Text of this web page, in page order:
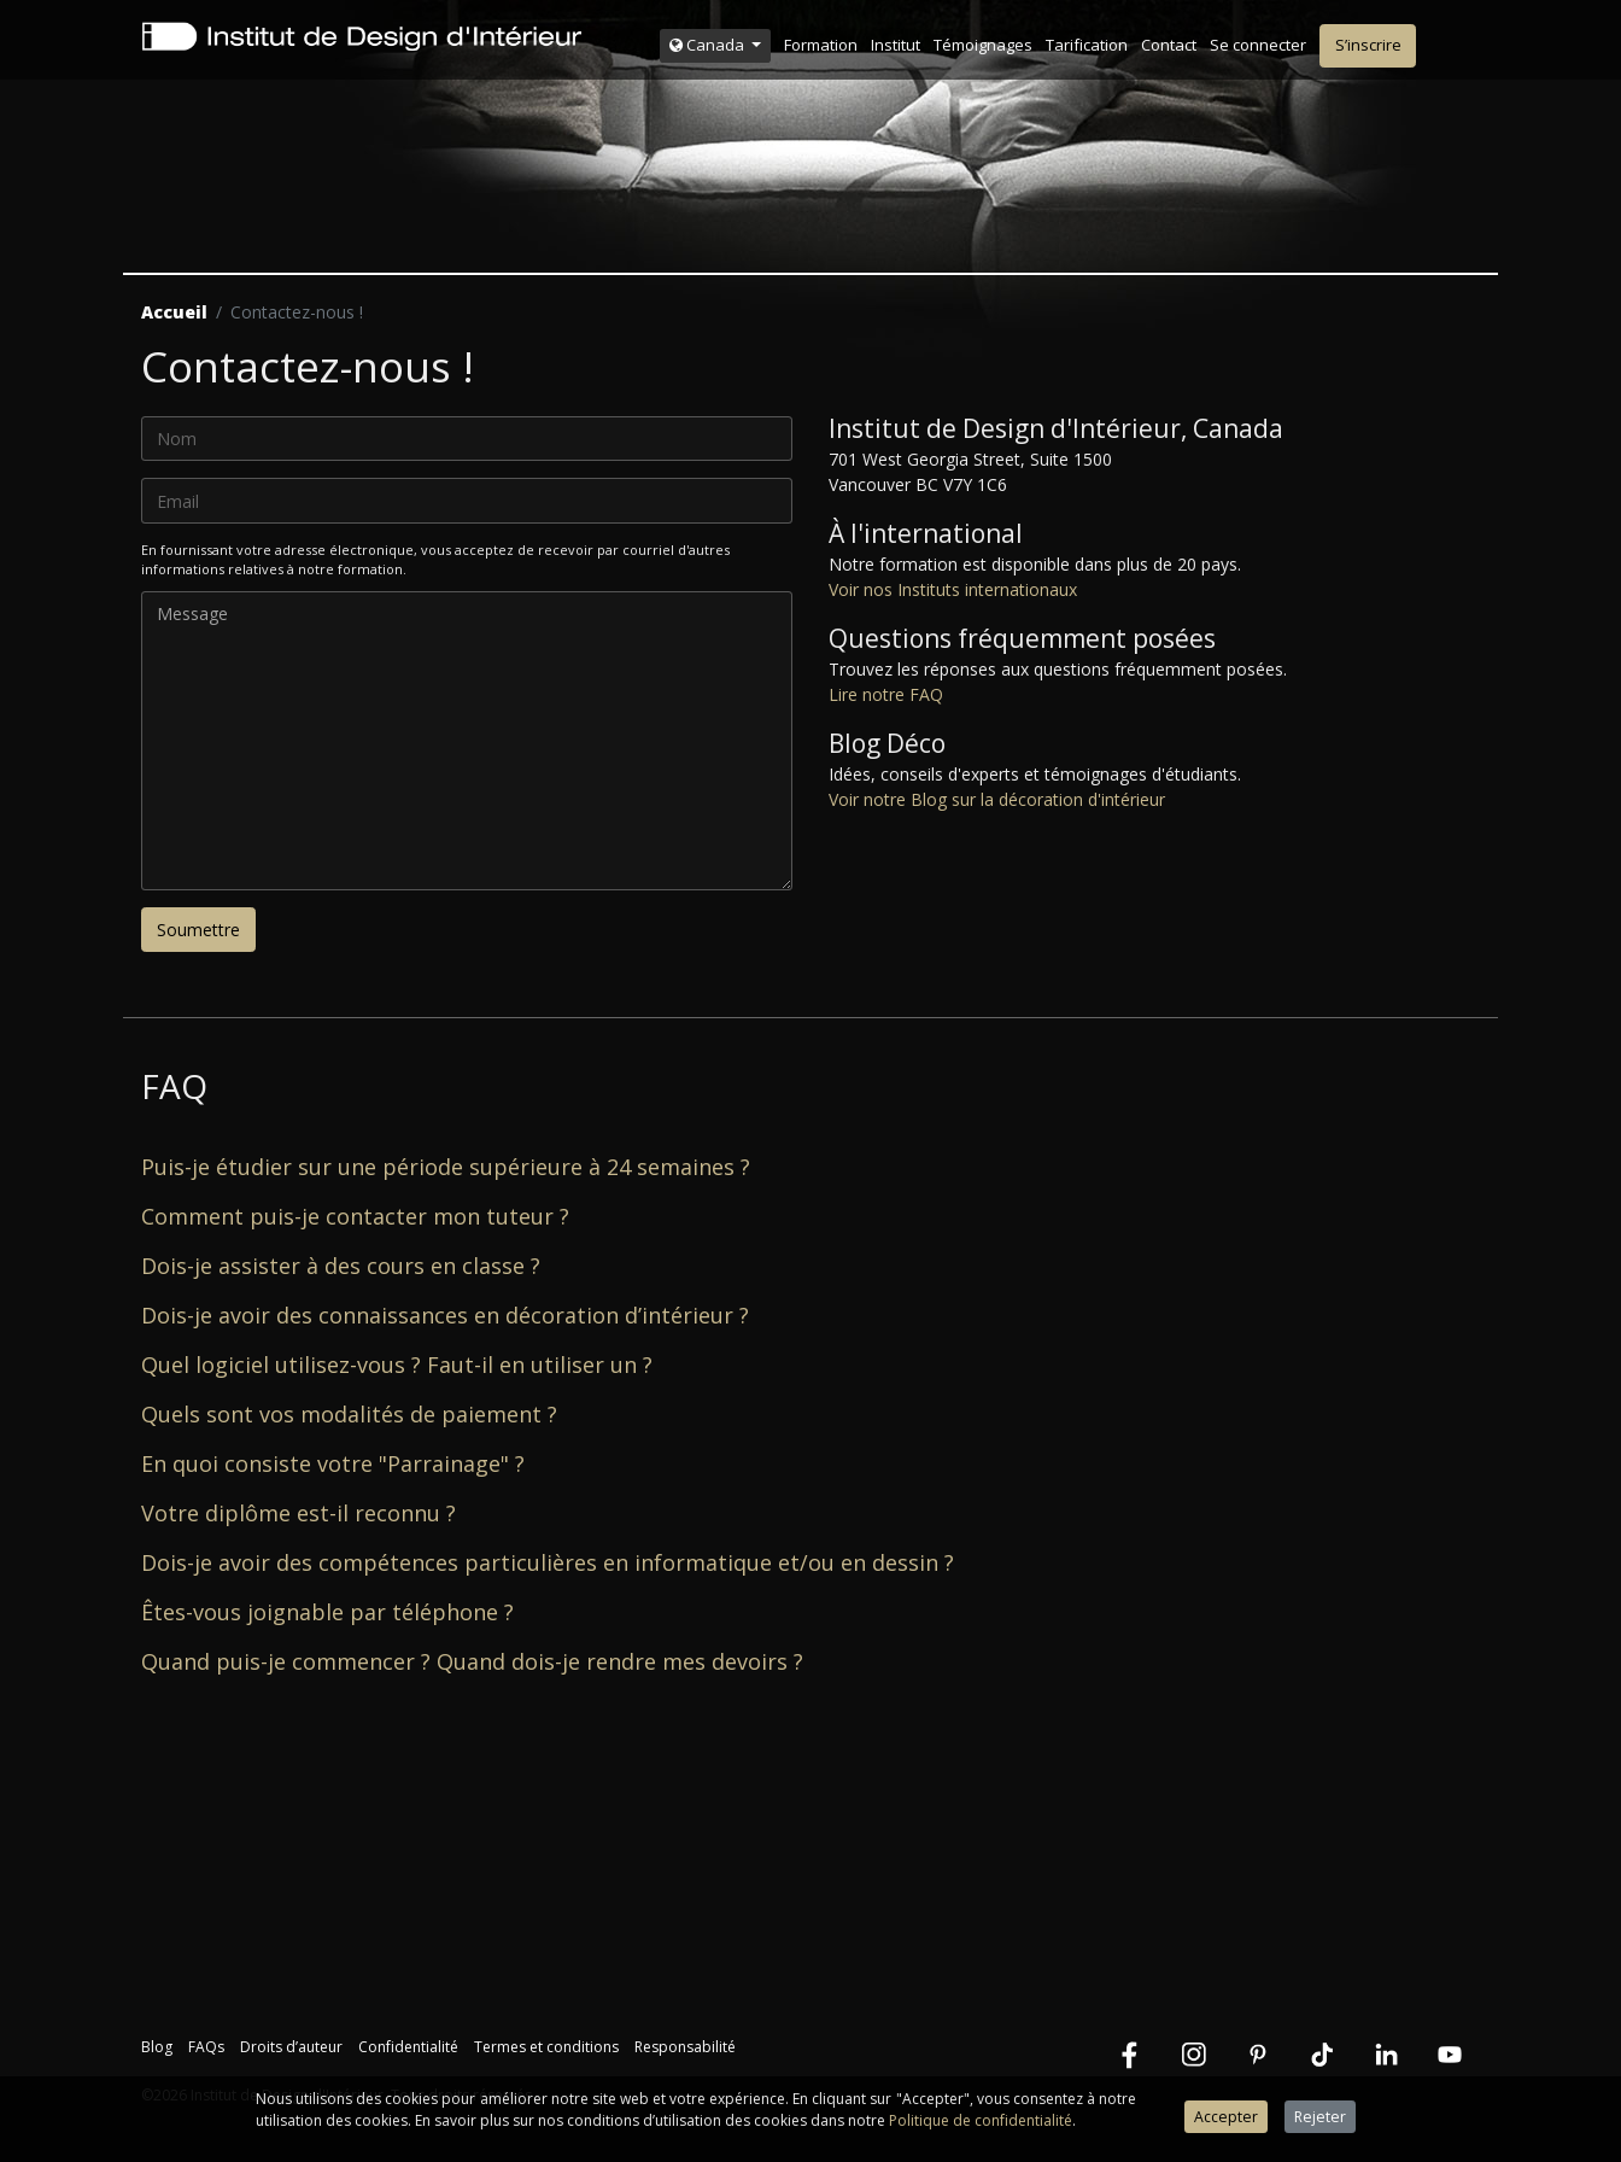
Canada Formation Institut Témoignages Tarification Contact Se connecter S’inscrire
Accueil Contactez-nous !
Contactez-nous !
En fournissant votre adresse électronique, vous acceptez de recevoir par courriel d'autres
informations relatives à notre formation.
Institut de Design d'Intérieur, Canada
701 West Georgia Street, Suite 1500
Vancouver BC V7Y 1C6
À l'international
Notre formation est disponible dans plus de 20 pays.
Voir nos Instituts internationaux
Questions fréquemment posées
Trouvez les réponses aux questions fréquemment posées.
Lire notre FAQ
Blog Déco
Idées, conseils d'experts et témoignages d'étudiants.
Voir notre Blog sur la décoration d'intérieur
FAQ
Puis-je étudier sur une période supérieure à 24 semaines ?
Comment puis-je contacter mon tuteur ?
Dois-je assister à des cours en classe ?
Dois-je avoir des connaissances en décoration d’intérieur ?
Quel logiciel utilisez-vous ? Faut-il en utiliser un ?
Quels sont vos modalités de paiement ?
En quoi consiste votre "Parrainage" ?
Votre diplôme est-il reconnu ?
Dois-je avoir des compétences particulières en informatique et/ou en dessin ?
Êtes-vous joignable par téléphone ?
Quand puis-je commencer ? Quand dois-je rendre mes devoirs ?
Blog FAQs Droits d’auteur Confidentialité Termes et conditions Responsabilité
©2026 Institut de Design d'Intérieur. Tous droits réservés.
Nous utilisons des cookies pour améliorer notre site web et votre expérience. En cliquant sur "Accepter", vous consentez à notre
utilisation des cookies. En savoir plus sur nos conditions d’utilisation des cookies dans notre Politique de confidentialité.